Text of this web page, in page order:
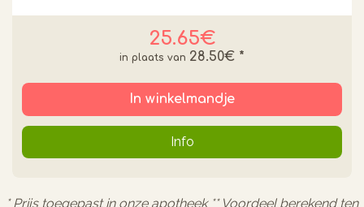
25.65€
28.50€ *
In winkelmandje
Info
* Prijs toegepast in onze apotheek ** Voordeel berekend ten